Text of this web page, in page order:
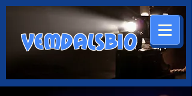
VEMDALSBIO